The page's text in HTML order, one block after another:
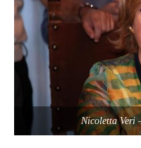
Nicoletta Veri